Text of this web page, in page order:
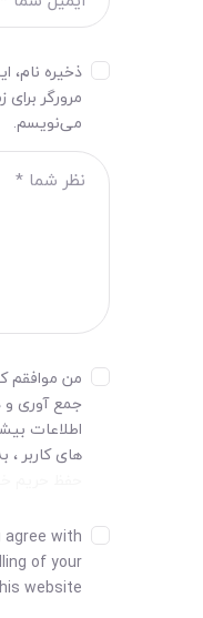
ذخیره نام،
مرورگر
می‌نویسم.
من موافقم
جمع آوری و
اطلاعات
های کاربر ،
with
of your
website.